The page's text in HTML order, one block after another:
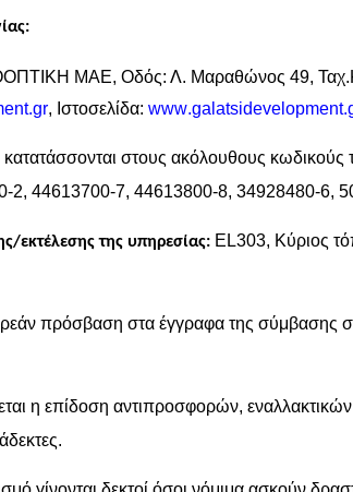
ΜΑΕ, Οδός: Λ. Μαραθώνος 49,
.gr, Ιστοσελίδα: www.galatsidevelopment.
στους ακόλουθους κωδικούς
2, 44613700-7, 44613800-8, 34928480-6,
εκτέλεσης της υπηρεσίας: EL303, Κύριος
πρόσβαση στα έγγραφα της σύμβασης
η επίδοση αντιπροσφορών,